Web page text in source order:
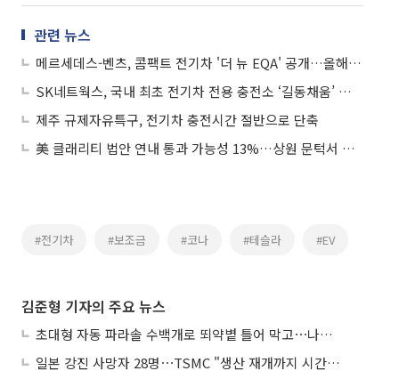
관련 뉴스
메르세데스-벤츠, 콤팩트 전기차 '더 뉴 EQA' 공개…올해 국내 출시
SK네트웍스, 국내 최초 전기차 전용 충전소 ‘길동채움’ 문 열어
제주 규제자유특구, 전기차 충전시간 절반으로 단축
美 클래리티 법안 연내 통과 가능성 13%…상원 문턱서 제동
#전기차 #보조금 #코나 #테슬라 #EV
김준형 기자의 주요 뉴스
초대형 자동 파라솔 수백개로 뙤약볕 틀어 막고⋯나라별 폭염 생존법
일본 강진 사망자 28명⋯TSMC "생산 재개까지 시간 필요해"